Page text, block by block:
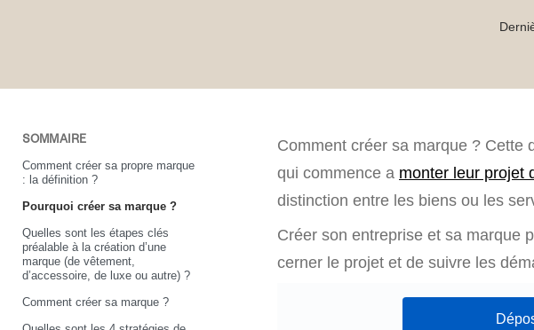
SOMMAIRE
Comment créer sa propre marque
: la définition ?
Pourquoi créer sa marque ?
Quelles sont les étapes clés
préalable à la création d’une
marque (de vêtement,
d’accessoire, de luxe ou autre) ?
Comment créer sa marque ?
Comment créer sa marque ? Cette
qui commence a monter leur projet
distinction entre les biens ou les
Créer son entreprise et sa marque
cerner le projet et de suivre les